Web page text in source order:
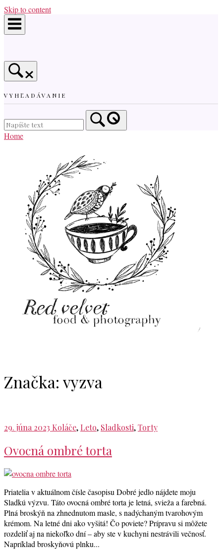
Skip to content
VYHĽADÁVANIE
Home
Značka: vyzva
29. júna 2023 Koláče, Leto, Sladkosti,Torty
Ovocná ombré torta
Priatelia v aktuálnom čísle časopisu Dobré jedlo nájdete moju
Sladkú výzvu. Táto ovocná ombré torta je letná, svieža a farebná.
Plná broskýň na zhnednutom masle, s nadýchaným tvarohovým
krémom. Na letné dni ako vyšitá! Čo poviete? Prípravu si môžete
rozdeliť aj na niekoľko dní – aby ste v kuchyni nestrávili večnosť.
Napríklad broskyňovú plnku...